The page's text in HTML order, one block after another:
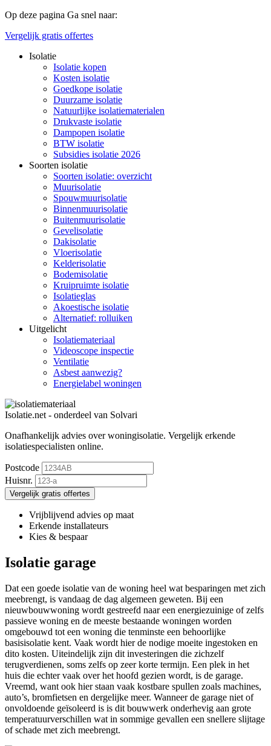
Op deze pagina Ga snel naar:
Vergelijk gratis offertes
Isolatie
Isolatie kopen
Kosten isolatie
Goedkope isolatie
Duurzame isolatie
Natuurlijke isolatiematerialen
Drukvaste isolatie
Dampopen isolatie
BTW isolatie
Subsidies isolatie 2026
Soorten isolatie
Soorten isolatie: overzicht
Muurisolatie
Spouwmuurisolatie
Binnenmuurisolatie
Buitenmuurisolatie
Gevelisolatie
Dakisolatie
Vloerisolatie
Kelderisolatie
Bodemisolatie
Kruipruimte isolatie
Isolatieglas
Akoestische isolatie
Alternatief: rolluiken
Uitgelicht
Isolatiemateriaal
Videoscope inspectie
Ventilatie
Asbest aanwezig?
Energielabel woningen
Isolatie.net - onderdeel van Solvari
Onafhankelijk advies over woningisolatie. Vergelijk erkende
isolatiespecialisten online.
Postcode
Huisnr.
Vergelijk gratis offertes
Vrijblijvend advies op maat
Erkende installateurs
Kies & bespaar
Isolatie garage
Dat een goede isolatie van de woning heel wat besparingen met zich
meebrengt, is vandaag de dag algemeen geweten. Bij een
nieuwbouwwoning wordt gestreefd naar een energiezuinige of zelfs
passieve woning en de meeste bestaande woningen worden
omgebouwd tot een woning die tenminste een behoorlijke
basisisolatie kent. Vaak wordt hier de nodige moeite ingestoken en
dito kosten. Uiteindelijk zijn dit investeringen die zichzelf
terugverdienen, soms zelfs op zeer korte termijn. Een plek in het
huis die echter vaak over het hoofd gezien wordt, is de garage.
Vreemd, want ook hier staan vaak kostbare spullen zoals machines,
auto’s, bromfietsen en dergelijke meer. Wanneer de garage niet of
onvoldoende geïsoleerd is is dit bouwwerk onderhevig aan grote
temperatuurverschillen wat in sommige gevallen een snellere slijtage
of schade met zich meebrengt.